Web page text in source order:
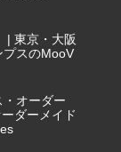
| 東京・大阪
プスのMooV
・オーダー
ダーメイド